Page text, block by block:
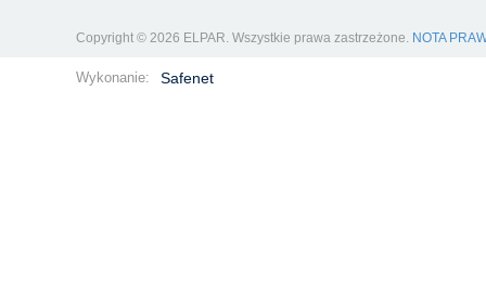
Copyright © 2026 ELPAR. Wszystkie prawa zastrzeżone. NOTA
Wykonanie: Safenet